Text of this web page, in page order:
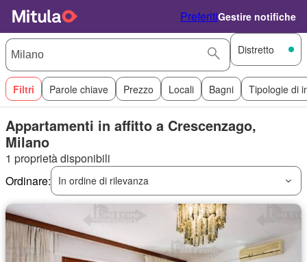
PreferitiGestire notifiche
Distretto
Filtri Parole chiave Prezzo Locali Bagni Tipologie di
Appartamenti in affitto a Crescenzago,
Milano
1 proprietà disponibili
Ordinare:
In ordine di rilevanza